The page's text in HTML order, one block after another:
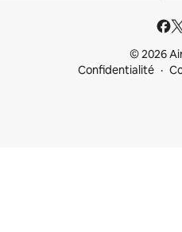
© 2026
Confidentialité